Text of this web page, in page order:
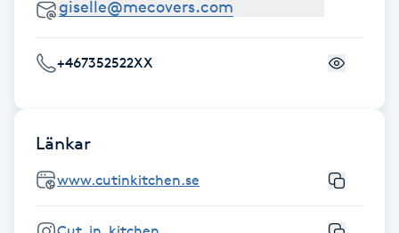
Gellack
Gellack med förstärkning
+467352522XX
Länkar
www.cutinkitchen.se